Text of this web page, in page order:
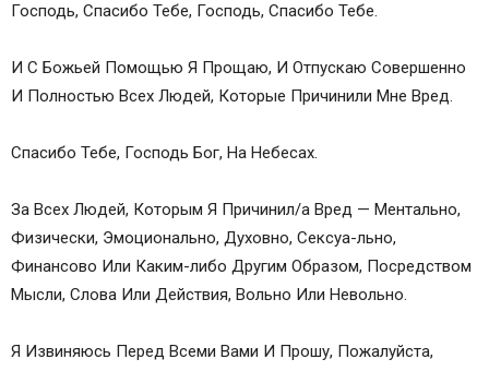
Господь, Спасибо Тебе, Господь, Спасибо Тебе.
И С Божьей Помощью Я Прощаю, И Отпускаю Совершенно
И Полностью Всех Людей, Которые Причинили Мне Вред.
Спасибо Тебе, Господь Бог, На Небесах.
За Всех Людей, Которым Я Причинил/a Вред — Ментально,
Физически, Эмоционально, Духовно, Сексуа-льно,
Финансово Или Каким-либо Другим Образом, Посредством
Мысли, Слова Или Действия, Вольно Или Невольно.
Я Извиняюсь Перед Всеми Вами И Прошу, Пожалуйста,